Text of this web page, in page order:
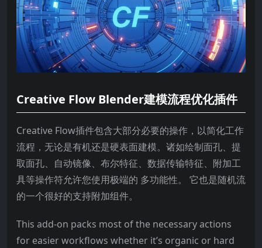
Creative Flow Blender建模流程优化插件
Creative Flow插件包含大部分必要的操作，以简化工作
流程，无论是有机还是硬表面建模。诸如绘制面孔、提
取面孔、自动镜像、布尔特征、数据传输特征、附加工
具等操作符允许您使用极端的 多功能性。 它也是随机流
的一个很好的支持附加组件。
This add-on packs most of the necessary actions
for easier workflows whether it’s organic or hard